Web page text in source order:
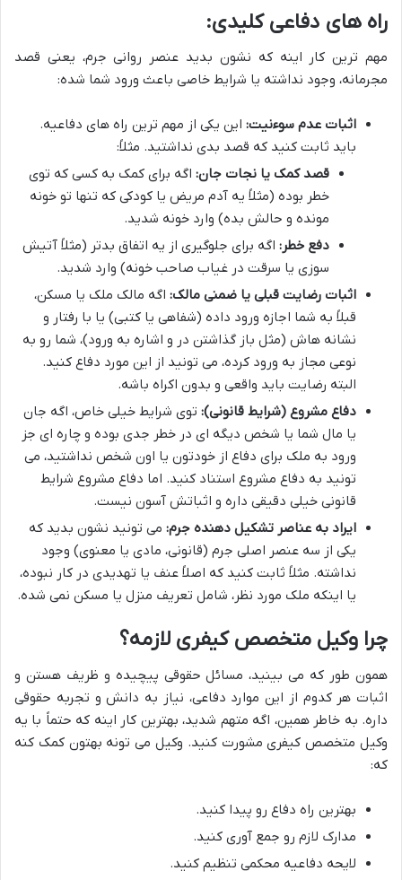
راه های دفاعی کلیدی:
مهم ترین کار اینه که نشون بدید عنصر روانی جرم، یعنی قصد
مجرمانه، وجود نداشته یا شرایط خاصی باعث ورود شما شده:
اثبات عدم سوءنیت: این یکی از مهم ترین راه های دفاعیه.
باید ثابت کنید که قصد بدی نداشتید. مثلاً:
قصد کمک یا نجات جان: اگه برای کمک به کسی که توی
خطر بوده (مثلاً یه آدم مریض یا کودکی که تنها تو خونه
مونده و حالش بده) وارد خونه شدید.
دفع خطر: اگه برای جلوگیری از یه اتفاق بدتر (مثلاً آتیش
سوزی یا سرقت در غیاب صاحب خونه) وارد شدید.
اثبات رضایت قبلی یا ضمنی مالک: اگه مالک ملک یا مسکن،
قبلاً به شما اجازه ورود داده (شفاهی یا کتبی) یا با رفتار و
نشانه هاش (مثل باز گذاشتن در و اشاره به ورود)، شما رو به
نوعی مجاز به ورود کرده، می تونید از این مورد دفاع کنید.
البته رضایت باید واقعی و بدون اکراه باشه.
دفاع مشروع (شرایط قانونی): توی شرایط خیلی خاص، اگه جان
یا مال شما یا شخص دیگه ای در خطر جدی بوده و چاره ای جز
ورود به ملک برای دفاع از خودتون یا اون شخص نداشتید، می
تونید به دفاع مشروع استناد کنید. اما دفاع مشروع شرایط
قانونی خیلی دقیقی داره و اثباتش آسون نیست.
ایراد به عناصر تشکیل دهنده جرم: می تونید نشون بدید که
یکی از سه عنصر اصلی جرم (قانونی، مادی یا معنوی) وجود
نداشته. مثلاً ثابت کنید که اصلاً عنف یا تهدیدی در کار نبوده،
یا اینکه ملک مورد نظر، شامل تعریف منزل یا مسکن نمی شده.
چرا وکیل متخصص کیفری لازمه؟
همون طور که می بینید، مسائل حقوقی پیچیده و ظریف هستن و
اثبات هر کدوم از این موارد دفاعی، نیاز به دانش و تجربه حقوقی
داره. به خاطر همین، اگه متهم شدید، بهترین کار اینه که حتماً با یه
وکیل متخصص کیفری مشورت کنید. وکیل می تونه بهتون کمک کنه
که:
بهترین راه دفاع رو پیدا کنید.
مدارک لازم رو جمع آوری کنید.
لایحه دفاعیه محکمی تنظیم کنید.